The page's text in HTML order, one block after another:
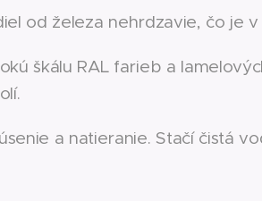
od železa nehrdzavie, čo je
škálu RAL farieb a
a natieranie. Stačí čistá